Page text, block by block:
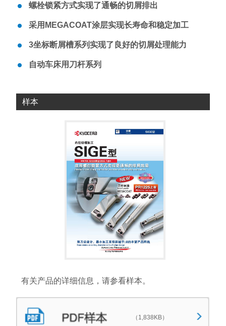
螺栓锁紧方式实现了通畅的切屑排出
采用MEGACOAT涂层实现长寿命和稳定加工
3坐标断屑槽系列实现了良好的切屑处理能力
自动车床用刀杆系列
样本
有关产品的详细信息，请参看样本。
（1,838KB）